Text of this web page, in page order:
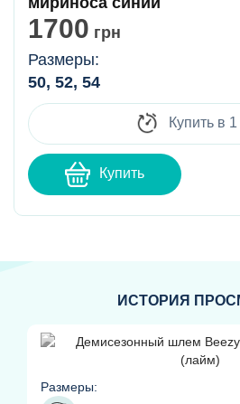
1700 грн
Размеры:
50, 52, 54
Купить в 1
Купить
ИСТОРИЯ
Размеры: